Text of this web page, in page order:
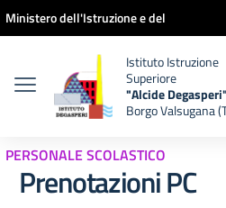
Vai ai contenuti
Vai al menu di navigazione
Vai al footer
Ministero dell'Istruzione e del
Istituto Istruzione
Superiore
"Alcide Degasperi"
Borgo Valsugana
PERSONALE SCOLASTICO
Prenotazioni PC